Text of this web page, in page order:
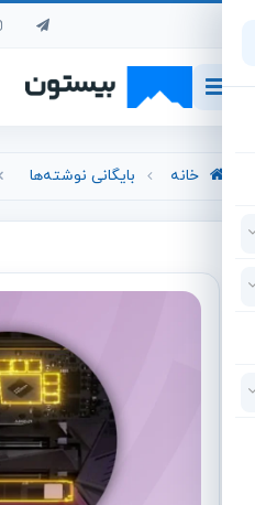
خانه بایگانی نوشته‌ها